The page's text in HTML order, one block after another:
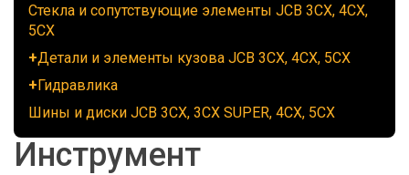
Стекла и сопутствующие элементы JCB 3CX, 4CX,
5CX
Детали и элементы кузова JCB 3CX, 4CX, 5CX
Гидравлика
Шины и диски JCB 3CX, 3CX SUPER, 4CX, 5CX
Инструмент